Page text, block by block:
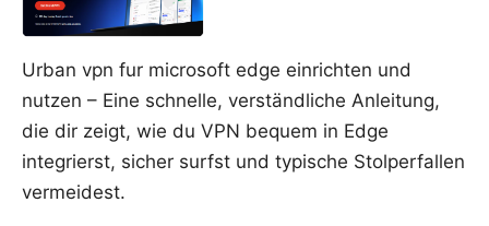
Urban vpn fur microsoft edge einrichten und
nutzen – Eine schnelle, verständliche Anleitung,
die dir zeigt, wie du VPN bequem in Edge
integrierst, sicher surfst und typische Stolperfallen
vermeidest.